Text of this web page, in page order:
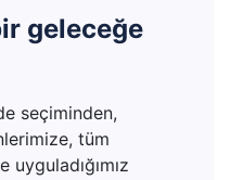
geleceğe
seçiminden,
tüm